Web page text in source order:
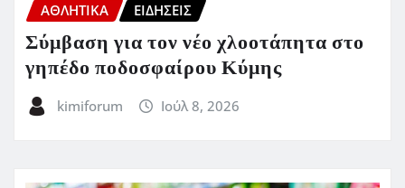
ΑΘΛΗΤΙΚΑ ΕΙΔΗΣΕΙΣ
Σύμβαση για τον νέο χλοοτάπητα στο
γηπέδο ποδοσφαίρου Κύμης
kimiforum Ιούλ 8, 2026